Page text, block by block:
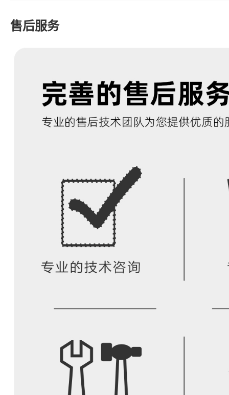
售后服务